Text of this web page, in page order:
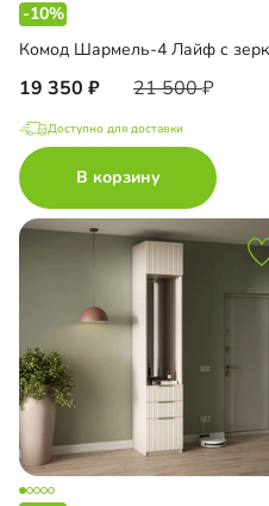
-10%
19 350 21 500
Доступно для доставки
В корзину